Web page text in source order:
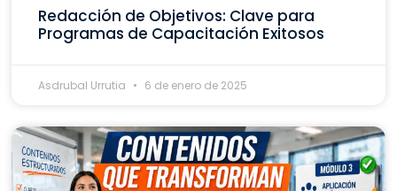
Redacción de Objetivos: Clave para
Programas de Capacitación Exitosos
Asdrubal Urrutia 6 de enero de 2025